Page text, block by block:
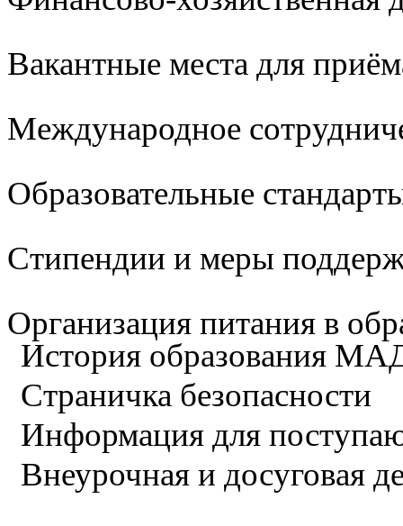
Вакантные места для
Международное
Образовательные
Стипендии и меры
Организация питания в
История образования
Страничка безопасности
Информация для
Внеурочная и досуговая